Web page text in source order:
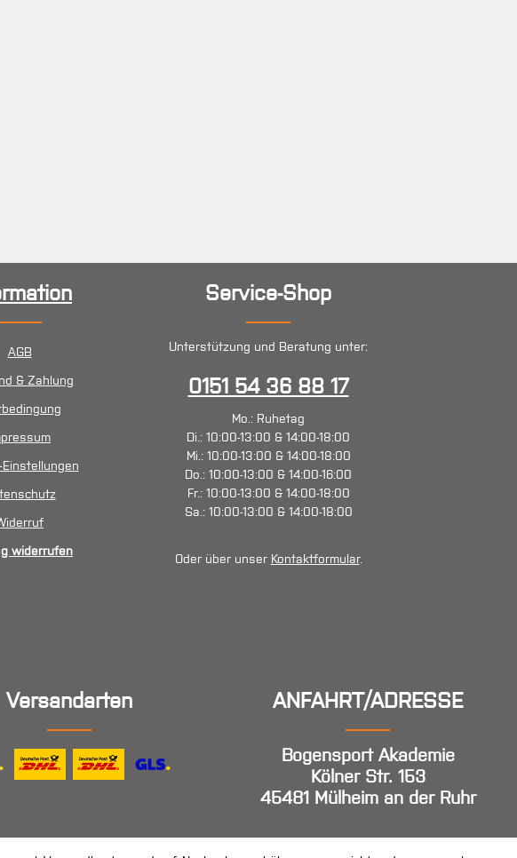
AGB
& Zahlung
Einstellungen
widerrufen
Service-Shop
Unterstützung und Beratung unter:
0151 54 36 88 17
Mo.: Ruhetag
Di.: 10:00-13:00 & 14:00-18:00
Mi.: 10:00-13:00 & 14:00-18:00
Do.: 10:00-13:00 & 14:00-16:00
Fr.: 10:00-13:00 & 14:00-18:00
Sa.: 10:00-13:00 & 14:00-18:00
Oder über unser Kontaktformular.
Versandarten ANFAHRT/ADRESSE
Bogensport Akademie
Kölner Str. 153
45481 Mülheim an der Ruhr